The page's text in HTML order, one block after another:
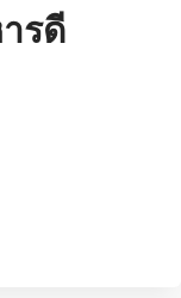
รดี